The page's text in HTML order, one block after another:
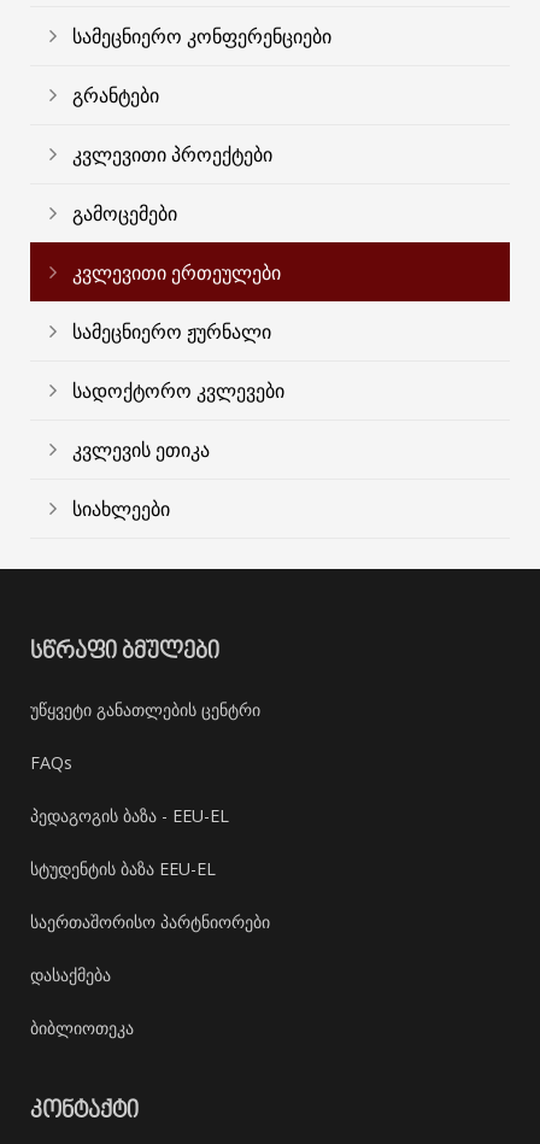
სამეცნიერო კონფერენციები
გრანტები
კვლევითი პროექტები
გამოცემები
კვლევითი ერთეულები
სამეცნიერო ჟურნალი
სადოქტორო კვლევები
კვლევის ეთიკა
სიახლეები
ᲡᲬᲠᲐᲤᲘ ᲑᲛᲣᲚᲔᲑᲘ
უწყვეტი განათლების ცენტრი
FAQs
პედაგოგის ბაზა - EEU-EL
სტუდენტის ბაზა EEU-EL
საერთაშორისო პარტნიორები
დასაქმება
ბიბლიოთეკა
ᲙᲝᲜᲢᲐᲥᲢᲘ